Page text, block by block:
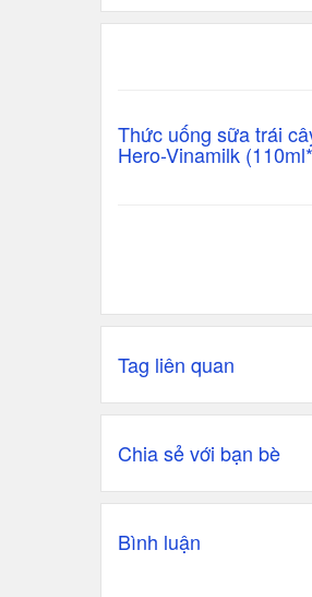
Thức uống sữa trái
Hero-Vinamilk
Tag liên quan
Chia sẻ với bạn bè
Bình luận